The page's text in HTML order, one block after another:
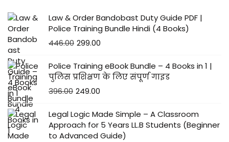
Law & Order Bandobast Duty Guide PDF |
Police Training Bundle Hindi (4 Books)
446.00 299.00
Police Training eBook Bundle – 4 Books in 1 |
पुलिस प्रशिक्षण के लिए संपूर्ण गाइड
396.00 249.00
Legal Logic Made Simple – A Classroom
Approach for 5 Years LL.B Students (Beginner
to Advanced Guide)